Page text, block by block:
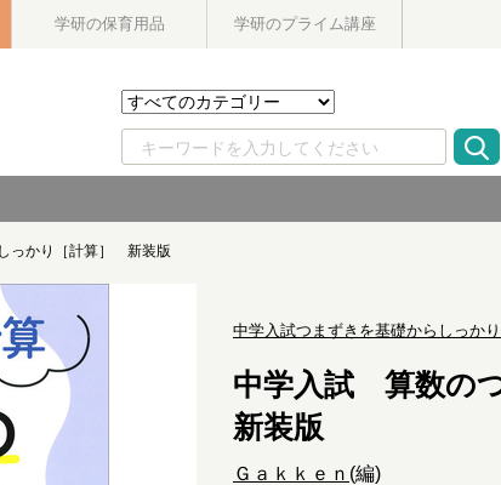
学研の保育用品 学研のプライム講座
っかり［計算］ 新装版
中学入試つまずきを基礎からしっかり
中学入試 算数の
新装版
Ｇａｋｋｅｎ (編)